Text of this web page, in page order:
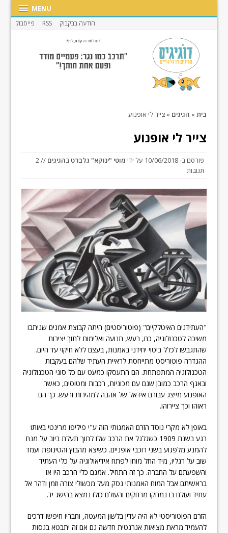
MENU
הודעה בבקבוק RSS פייסבוק
בית » הגיגים » צייר לי אופנוע
צייר לי אופנוע
פורסם ב-10/06/2018 על ידי מוטי "ינוקא" גלברט בהגיגים
// 2
תגובות
"העתידנים האיטלקיים" (פוטוריסטים) היתה קבוצת אמנים שניתבו
משיכה לטכנולוגיה, כח, רעש, תנועה ואלימות לתוך יצירות
שהתגבשו לכלל ביטוי יחידני באמנות, בעצם ללא חיקוי עד היום.
ההגדרה פוטוריסט מתייחסת לראיית העתיד שלהם בעקבות
הטכנולוגיה המתפתחת. הם התעסקו כמעט עם כל סוגי הטכנולוגיה
ובאגף הרכב כמובן שגם עם מכוניות, רכבות ומטוסים, כאשר
האופנוע מייצג עבורם אידאל של אהבה למהירות ורעש. כך הם
ראוהו וכך ציירוהו.
באופן לא מקרי נוסד הזרם האמנותי הזה ע"י פיליפו מרינטי באותו
רגע בשנת 1909 כשגלגל את הרכב שלו לתוך תעלת ביוב על מנת
להמנע מלפגוע בשני רוכבי אופניים. כשיצא מהבוץ והטינופת ועמד
שוב על רגליו, מיד החל מוחו לפתח אידיאולוגיה על כלי העתיד
והשפעתם על החברה. כך זה התחיל. אמנם כלי הרכב היו אז
בראשיתם אבל המוח האמנותי נסק מעל מכשולי צורה וזמן ודהר אל
עתיד ועולם בו נמחקו מרחקים והעולם כולו נמצא בהישג יד.
הזרם הפוטוריסטי לא היה עדין בלשון המעטה, וחבריו חיפשו דרכים
להעמיד מראת מציאות אנרגטית חדשה גם אם זה יתבטא בגסות